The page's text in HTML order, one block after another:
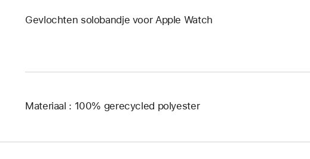
Gevlochten solobandje voor Apple Watch
Materiaal : 100% gerecycled polyester